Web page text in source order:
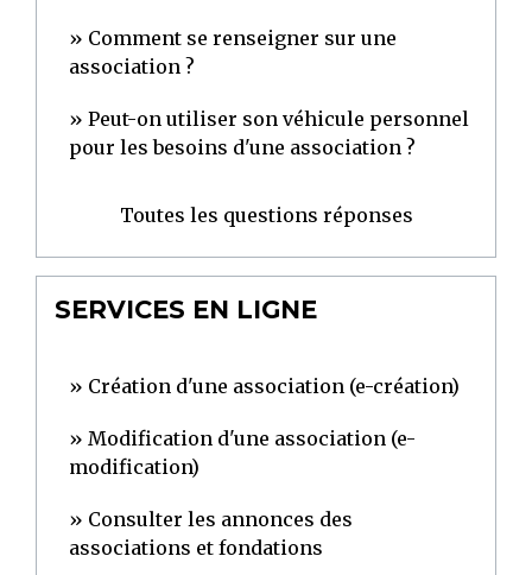
Comment se renseigner sur une
association ?
Peut-on utiliser son véhicule personnel
pour les besoins d'une association ?
Toutes les questions réponses
SERVICES EN LIGNE
Création d'une association (e-création)
Modification d'une association (e-
modification)
Consulter les annonces des
associations et fondations